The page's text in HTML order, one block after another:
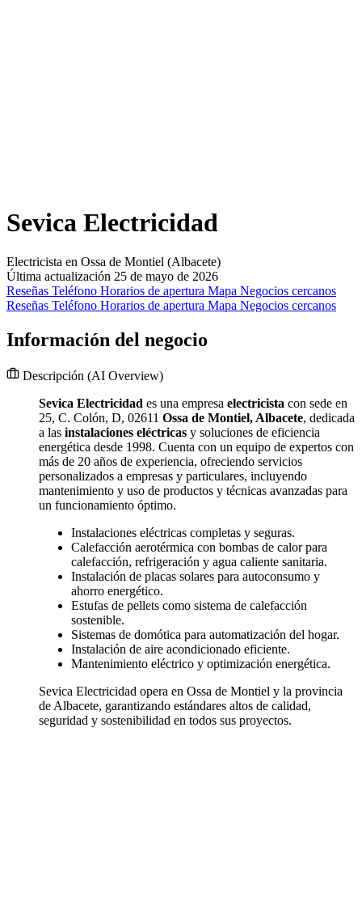
Sevica Electricidad
Electricista en Ossa de Montiel (Albacete)
Última actualización 25 de mayo de 2026
Reseñas Teléfono Horarios de apertura Mapa Negocios cercanos
Reseñas Teléfono Horarios de apertura Mapa Negocios cercanos
Información del negocio
Descripción (AI Overview)
Sevica Electricidad es una empresa electricista con sede en
25, C. Colón, D, 02611 Ossa de Montiel, Albacete, dedicada
a las instalaciones eléctricas y soluciones de eficiencia
energética desde 1998. Cuenta con un equipo de expertos con
más de 20 años de experiencia, ofreciendo servicios
personalizados a empresas y particulares, incluyendo
mantenimiento y uso de productos y técnicas avanzadas para
un funcionamiento óptimo.
Instalaciones eléctricas completas y seguras.
Calefacción aerotérmica con bombas de calor para
calefacción, refrigeración y agua caliente sanitaria.
Instalación de placas solares para autoconsumo y
ahorro energético.
Estufas de pellets como sistema de calefacción
sostenible.
Sistemas de domótica para automatización del hogar.
Instalación de aire acondicionado eficiente.
Mantenimiento eléctrico y optimización energética.
Sevica Electricidad opera en Ossa de Montiel y la provincia
de Albacete, garantizando estándares altos de calidad,
seguridad y sostenibilidad en todos sus proyectos.